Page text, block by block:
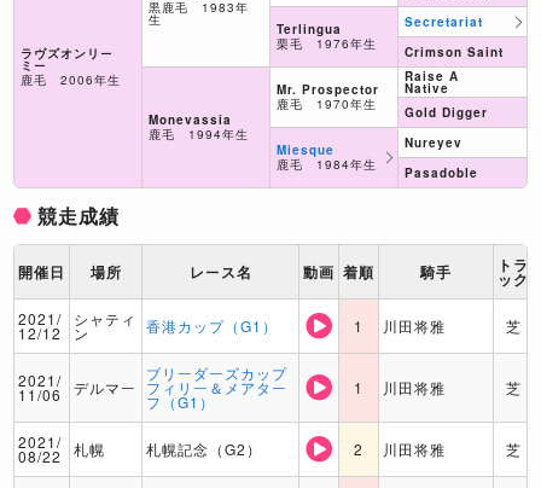
ラヴズオンリー
ミー
鹿毛 2006年生
黒鹿毛 1983年
生
Monevassia
鹿毛 1994年生
Terlingua
栗毛 1976年生
Mr. Prospector
鹿毛 1970年生
Miesque
鹿毛 1984年生
Secretariat
Crimson Saint
Raise A
Native
Gold Digger
Nureyev
Pasadoble
競走成績
開催日 場所 レース名 動画 着順 騎手 トラ
ック
2021/
12/12
シャティ
ン 香港カップ（G1） 1 川田将雅 芝
2021/
11/06 デルマー
ブリーダーズカップ
フィリー＆メアター
フ（G1）
1 川田将雅 芝
2021/
08/22 札幌 札幌記念（G2） 2 川田将雅 芝